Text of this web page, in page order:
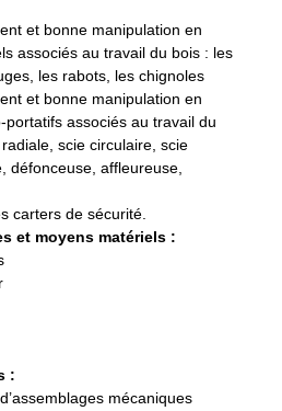
et bonne manipulation en
associés au travail du bois : les
les rabots, les chignoles
et bonne manipulation en
associés au travail du
scie circulaire, scie
défonceuse, affleureuse,
carters de sécurité.
et moyens matériels :
:
mécaniques